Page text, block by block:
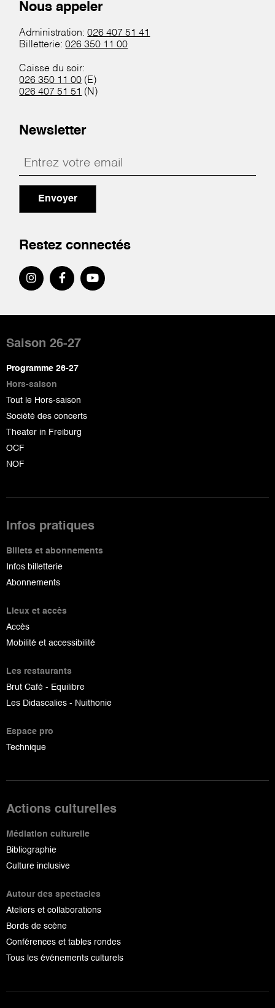
Nous appeler
Administration:026 407 51 41
Billetterie:026 350 11 00
Caisse du soir:
026 350 11 00 (E)
026 407 51 51 (N)
Newsletter
Envoyer
Restez connectés
de
page
Saison 26-27
Programme 26-27
Hors-saison
Tout le Hors-saison
Société des concerts
Theater in Freiburg
OCF
NOF
Infos pratiques
Billets et abonnements
Infos billetterie
Abonnements
Lieux et accès
Accès
Mobilité et accessibilité
Les restaurants
Brut Café - Equilibre
Les Didascalies - Nuithonie
Espace pro
Technique
Actions culturelles
Médiation culturelle
Bibliographie
Culture inclusive
Autour des spectacles
Ateliers et collaborations
Bords de scène
Conférences et tables rondes
Tous les événements culturels